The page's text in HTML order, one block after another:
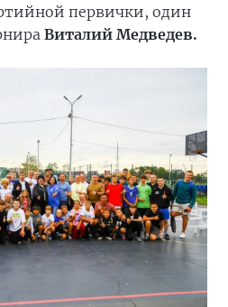
первички, один
Виталий Медведев.